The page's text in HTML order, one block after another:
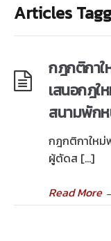
Articles
กฎกติกา
เสนอกฎใ
สนามพัก
กฎกติกาใหม่
ผู้ตัดส […]
Read More